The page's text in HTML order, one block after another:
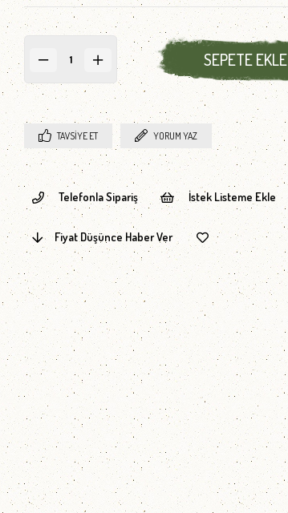
TAVSIYE ET YORUM YAZ
Telefonla Sipariş İstek Listeme Ekle
Fiyat Düşünce Haber Ver